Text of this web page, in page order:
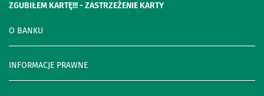
O BANKU
INFORMACJE PRAWNE
ZGUBIŁEM KARTĘ!!! - ZASTRZEŻENIE KARTY